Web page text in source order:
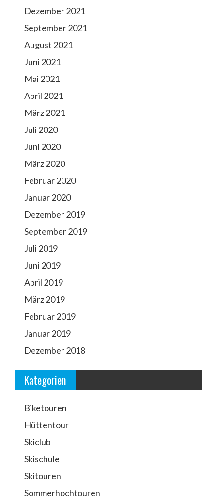
Dezember 2021
September 2021
August 2021
Juni 2021
Mai 2021
April 2021
März 2021
Juli 2020
Juni 2020
März 2020
Februar 2020
Januar 2020
Dezember 2019
September 2019
Juli 2019
Juni 2019
April 2019
März 2019
Februar 2019
Januar 2019
Dezember 2018
Kategorien
Biketouren
Hüttentour
Skiclub
Skischule
Skitouren
Sommerhochtouren